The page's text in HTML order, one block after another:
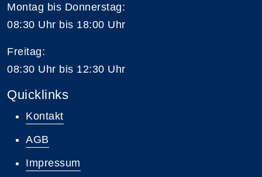
Montag bis Donnerstag:
08:30 Uhr bis 18:00 Uhr
Freitag:
08:30 Uhr bis 12:30 Uhr
Quicklinks
Kontakt
AGB
Impressum